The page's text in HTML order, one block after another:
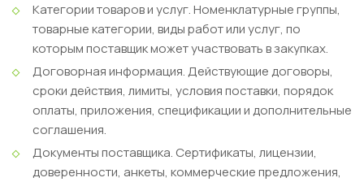
Категории товаров и услуг.Номенклатурные группы,
товарные категории, виды работ или услуг, по
которым поставщик может участвовать в закупках.
Договорная информация.Действующие договоры,
сроки действия, лимиты, условия поставки, порядок
оплаты, приложения, спецификации и дополнительные
соглашения.
Документы поставщика. Сертификаты, лицензии,
доверенности, анкеты, коммерческие предложения,